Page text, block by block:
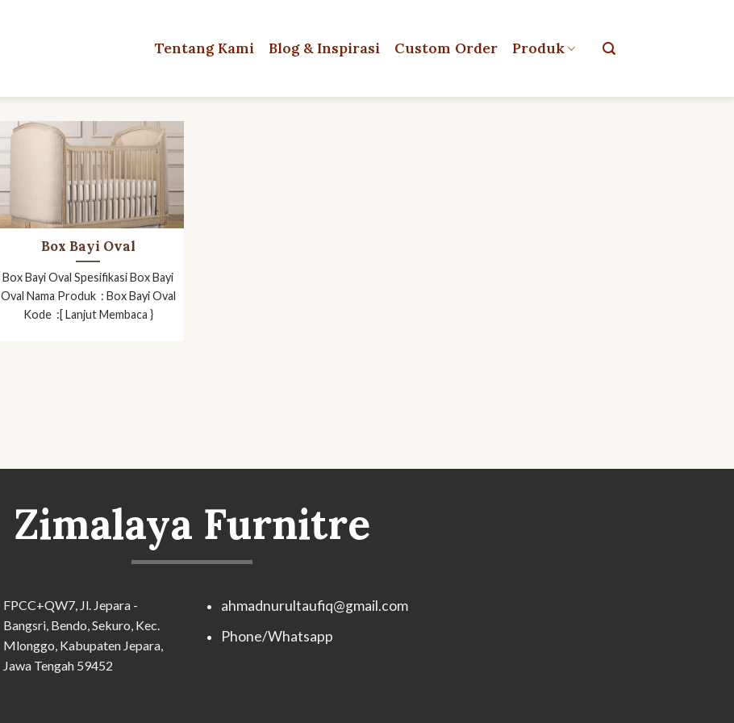
Tentang Kami Blog & Inspirasi Custom Order Produk
Box Bayi Oval
Box Bayi Oval Spesifikasi Box Bayi
Oval Nama Produk : Box Bayi Oval
Kode :[ Lanjut Membaca }
Zimalaya Furnitre
FPCC+QW7, Jl. Jepara -
Bangsri, Bendo, Sekuro, Kec.
Mlonggo, Kabupaten Jepara,
Jawa Tengah 59452
ahmadnurultaufiq@gmail.com
Phone/Whatsapp